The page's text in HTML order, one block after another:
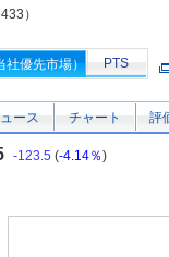
）
社優先市場） PTS
ース チャート 評
-123.5 (-4.14％)